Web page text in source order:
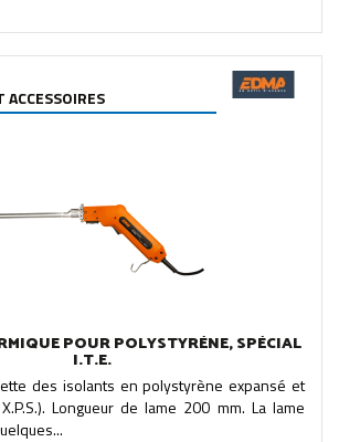
ACCESSOIRES
POUR POLYSTYRÈNE, SPÉCIAL
I.T.E.
des isolants en polystyrène expansé et
Longueur de lame 200 mm. La lame